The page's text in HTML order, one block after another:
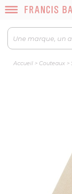
Accueil > Couteaux >